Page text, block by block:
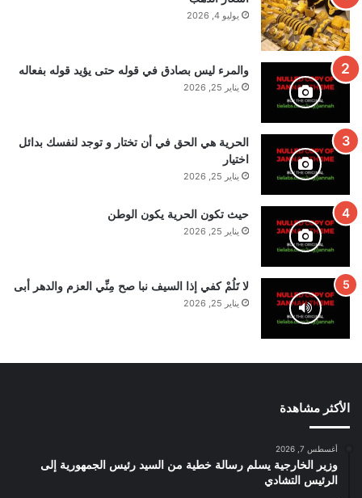
يوليو 4, 2026
والمرء ليس بصادق في قوله حتى يؤيد قوله بفعاله
يناير 25, 2026
الحرية هي الحق في أن تختار و توجد لنفسك بدائل
اختيار
يناير 25, 2026
حيث تكون الحرية يكون الوطن
يناير 25, 2026
لا تَلُمْ كفي إذا السيف نبا صح مِنِّي العزم والدهر أبى
يناير 25, 2026
الأكثر مشاهدة
أغسطس 7, 2026
وزير الخارجية يسلم رسالة خطية من السيد رئيس الجمهورية إلى
الرئيس التشادي